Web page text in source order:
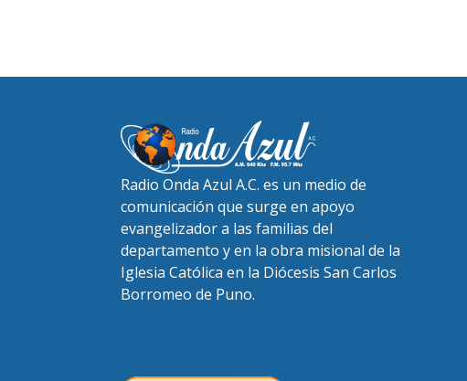
Radio Onda Azul A.C. es un medio de
comunicación que surge en apoyo
evangelizador a las familias del
departamento y en la obra misional de la
Iglesia Católica en la Diócesis San Carlos
Borromeo de Puno.